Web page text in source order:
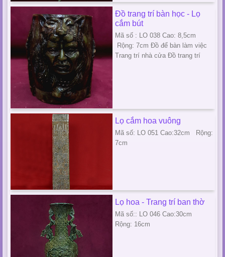
Đồ trang trí bàn học - Lọ
cắm bút
Mã số : LO 038 Cao: 8,5cm
Rộng: 7cm Đồ để bàn làm việc
Trang trí nhà cửa Đồ trang trí
Lọ cắm hoa vuông
Mã số: LO 051 Cao:32cm Rộng:
7cm
Lọ hoa - Trang trí ban thờ
Mã số:: LO 046 Cao:30cm
Rộng: 16cm